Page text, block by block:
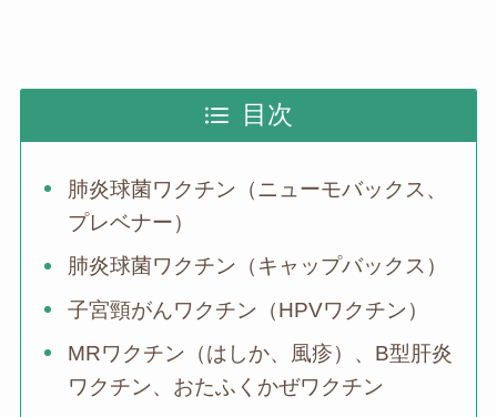
目次
肺炎球菌ワクチン（ニューモバックス、
プレベナー）
肺炎球菌ワクチン（キャップバックス）
子宮頸がんワクチン（HPVワクチン）
MRワクチン（はしか、風疹）、B型肝炎
ワクチン、おたふくかぜワクチン